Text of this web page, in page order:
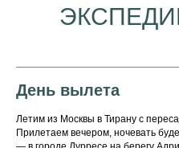
День вылета
Летим из Москвы в Тирану с
Прилетаем вечером, ночевать